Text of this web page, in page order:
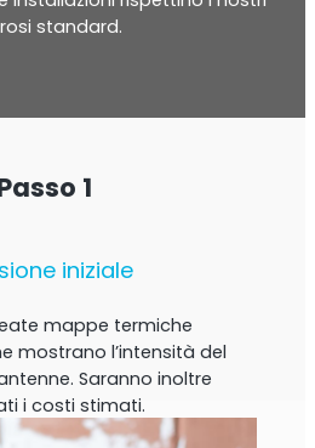
standard.
1
iniziale
mappe termiche
mostrano l’intensità del
Saranno inoltre
i costi stimati.